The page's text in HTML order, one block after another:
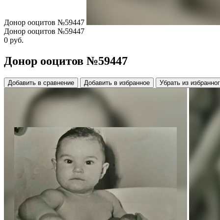
Донор ооцитов №59447
Донор ооцитов №59447
0 руб.
Донор ооцитов №59447
Добавить в сравнение Добавить в избранное Убрать из